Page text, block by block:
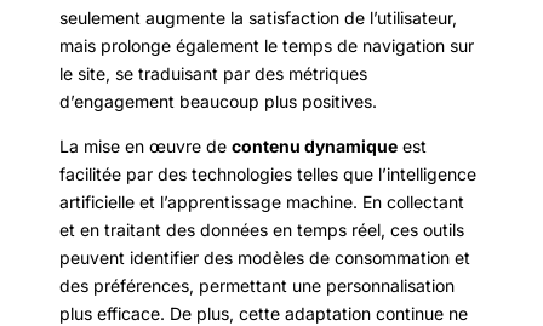
seulement augmente la satisfaction de l’utilisateur,
mais prolonge également le temps de navigation sur
le site, se traduisant par des métriques
d’engagement beaucoup plus positives.
La mise en œuvre de contenu dynamique est
facilitée par des technologies telles que l’intelligence
artificielle et l’apprentissage machine. En collectant
et en traitant des données en temps réel, ces outils
peuvent identifier des modèles de consommation et
des préférences, permettant une personnalisation
plus efficace. De plus, cette adaptation continue ne